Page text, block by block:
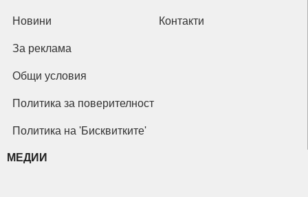
Новини Контакти
За реклама
Общи условия
Политика за поверителност
Политика на 'Бисквитките'
МЕДИИ